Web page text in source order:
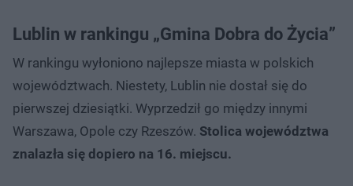
Lublin w rankingu „Gmina Dobra do Życia”
W rankingu wyłoniono najlepsze miasta w polskich
województwach. Niestety, Lublin nie dostał się do
pierwszej dziesiątki. Wyprzedził go między innymi
Warszawa, Opole czy Rzeszów. Stolica województwa
znalazła się dopiero na 16. miejscu.